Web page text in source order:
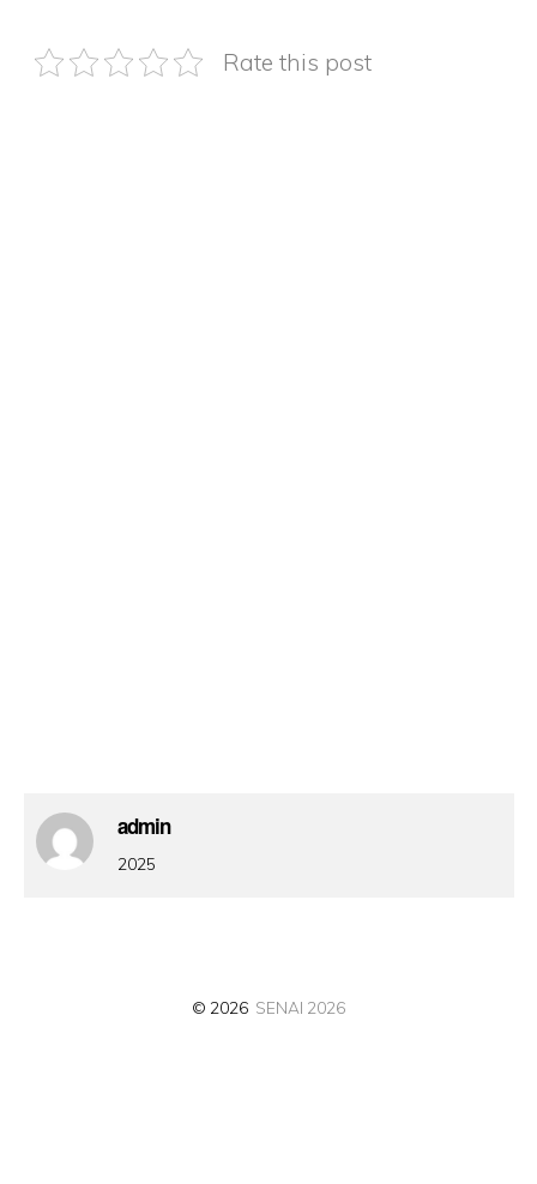
Rate this post
admin
2025
© 2026 SENAI 2026